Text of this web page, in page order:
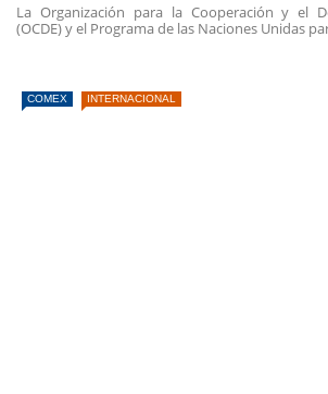
La Organización para la Cooperación y el
(OCDE) y el Programa de las Naciones Unidas
COMEX INTERNACIONAL